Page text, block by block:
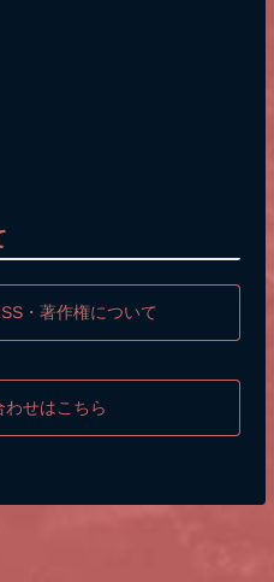
・著作権について
わせはこちら